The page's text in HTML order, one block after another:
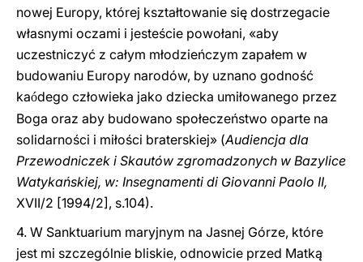
nowej Europy, której kształtowanie się dostrzegacie
własnymi oczami i jesteście powołani, «aby
uczestniczyć z całym młodzieńczym zapałem w
budowaniu Europy narodów, by uznano godność
kaódego człowieka jako dziecka umiłowanego przez
Boga oraz aby budowano społeczeństwo oparte na
solidarności i miłości braterskiej» (Audiencja dla
Przewodniczek i Skautów zgromadzonych w Bazylice
Watykańskiej, w: Insegnamenti di Giovanni Paolo II,
XVII/2 [1994/2], s.104).
4. W Sanktuarium maryjnym na Jasnej Górze, które
jest mi szczególnie bliskie, odnowicie przed Matką